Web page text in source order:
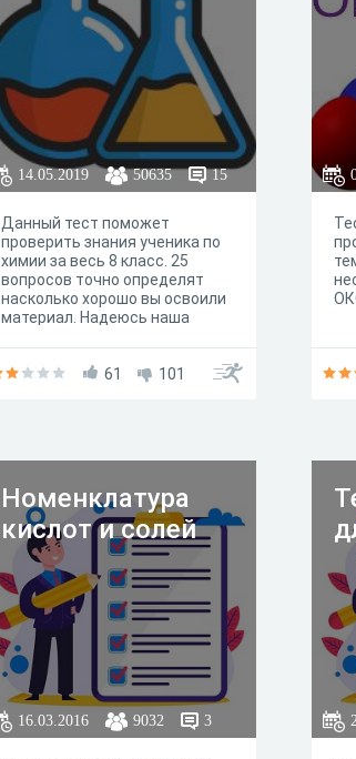
14.05.2019 50635 15
Данный тест поможет
проверить знания ученика по
химии за весь 8 класс. 25
вопросов точно определят
насколько хорошо вы освоили
материал. Надеюсь наша
составит слишком больших
61 101
Номенклатура
кислот и солей
16.03.2016 9032 3